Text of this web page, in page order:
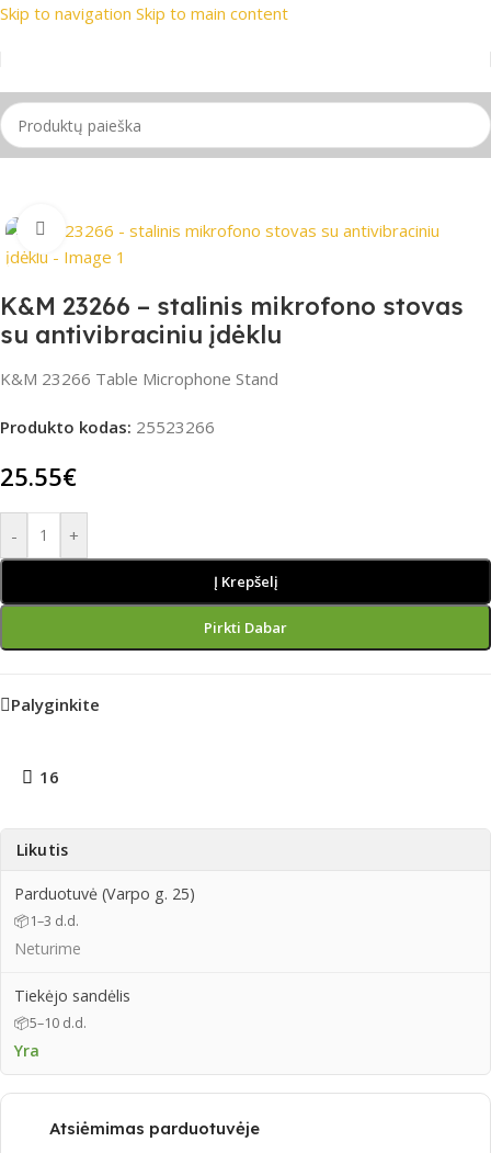
Skip to navigation Skip to main content
📦 Nemokamas
Pradžia/Stovai
Spustelėkite, jei norite padidinti
K&M 23266 – stalinis mikrofono stovas
su antivibraciniu įdėklu
K&M 23266 Table Microphone Stand
Produkto kodas: 25523266
25.55€
- +
Į Krepšelį
Pirkti Dabar
Palyginkite
16
Likutis
Parduotuvė (Varpo g. 25)
📦1–3 d.d.
Neturime
Tiekėjo sandėlis
📦5–10 d.d.
Yra
Atsiėmimas parduotuvėje